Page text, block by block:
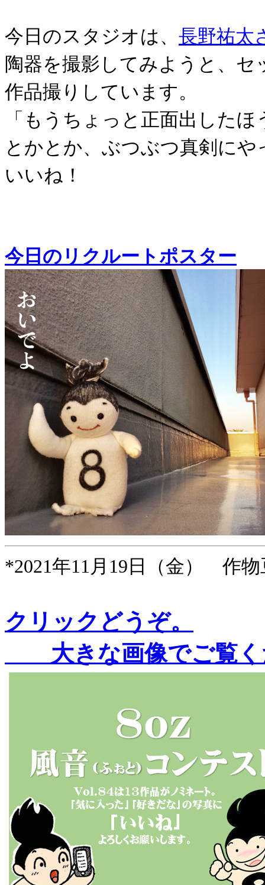
今日のスタジオは、 長野祐太
陶器を撮影してみようと、セ
作品撮りしています。
「もうちょっと正面出した
とかとか、ぶつぶつ真剣にや
いいね！
今日のリクルートポスター
*2021年11月19日（金） 作物
クリックどうぞ。
大きな画像でご覧く